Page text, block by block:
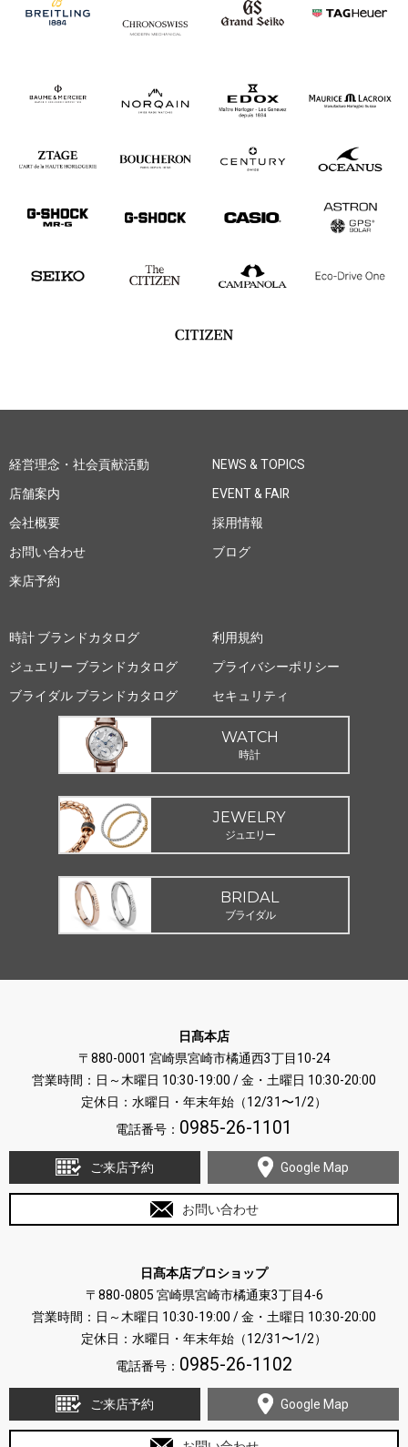
経営理念・社会貢献活動
店舗案内
会社概要
お問い合わせ
来店予約
NEWS & TOPICS
EVENT & FAIR
採用情報
ブログ
時計 ブランドカタログ
ジュエリー ブランドカタログ
ブライダル ブランドカタログ
利用規約
プライバシーポリシー
セキュリティ
WATCH
時計
JEWELRY
ジュエリー
BRIDAL
ブライダル
日髙本店
〒880-0001 宮崎県宮崎市橘通西3丁目10-24
営業時間：日～木曜日 10:30-19:00 / 金・土曜日 10:30-20:00
定休日：水曜日・年末年始（12/31〜1/2）
電話番号： 0985-26-1101
ご来店予約 Google Map
お問い合わせ
日髙本店プロショップ
〒880-0805 宮崎県宮崎市橘通東3丁目4-6
営業時間：日～木曜日 10:30-19:00 / 金・土曜日 10:30-20:00
定休日：水曜日・年末年始（12/31〜1/2）
電話番号： 0985-26-1102
ご来店予約 Google Map